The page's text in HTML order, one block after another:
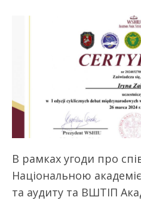
В рамках угоди про
Національною
та аудиту та ВШТІП